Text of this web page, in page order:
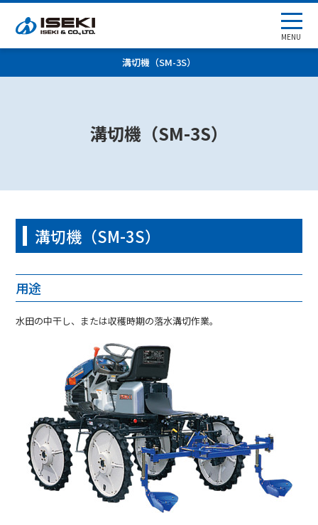
MENU
溝切機（SM-3S）
溝切機（SM-3S）
溝切機（SM-3S）
用途
水田の中干し、または収穫時期の落水溝切作業。